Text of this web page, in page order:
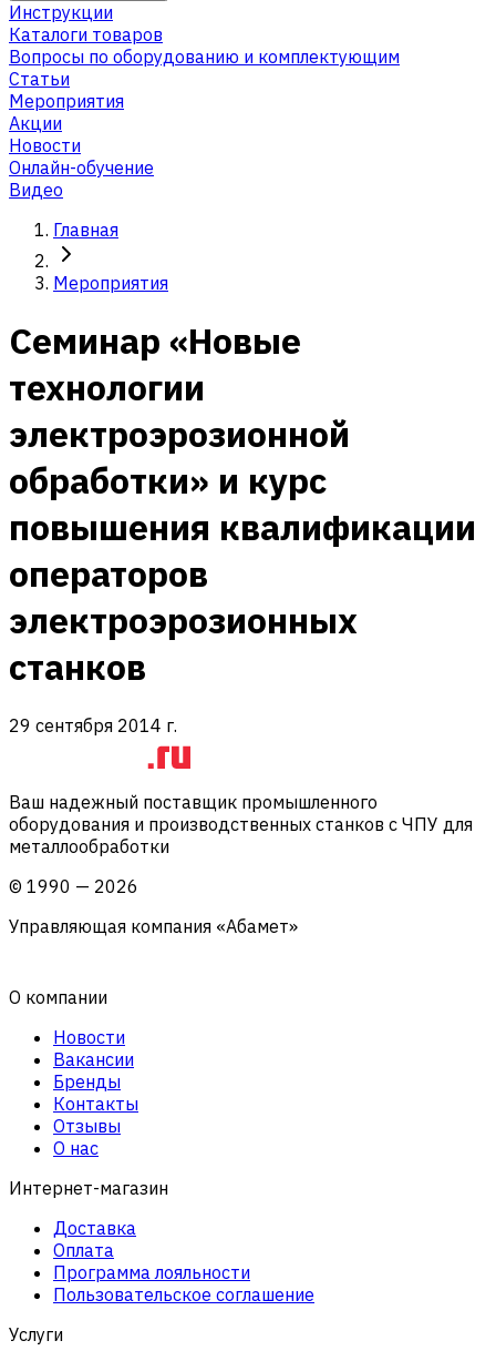
Инструкции
Каталоги товаров
Вопросы по оборудованию и комплектующим
Статьи
Мероприятия
Акции
Новости
Онлайн-обучение
Видео
Главная
Мероприятия
Семинар «Новые
технологии
электроэрозионной
обработки» и курс
повышения квалификации
операторов
электроэрозионных
станков
29 сентября 2014 г.
Ваш надежный поставщик промышленного
оборудования и производственных станков с ЧПУ для
металлообработки
© 1990 — 2026
Управляющая компания «Абамет»
О компании
Новости
Вакансии
Бренды
Контакты
Отзывы
О нас
Интернет-магазин
Доставка
Оплата
Программа лояльности
Пользовательское соглашение
Услуги